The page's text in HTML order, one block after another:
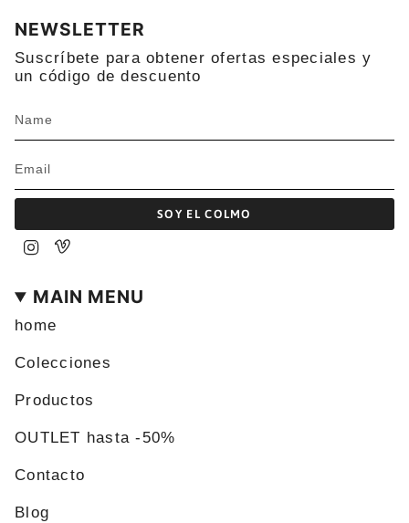
NEWSLETTER
Suscríbete para obtener ofertas especiales y
un código de descuento
SOY EL COLMO
Instagram
MAIN MENU
home
Colecciones
Productos
OUTLET hasta -50%
Contacto
Blog